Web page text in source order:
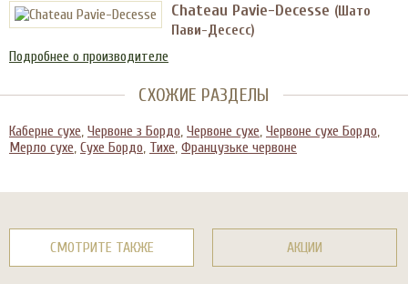
Chateau Pavie-Decesse (Шато
Пави-Десесс)
Подробнее о производителе
СХОЖИЕ РАЗДЕЛЫ
Каберне сухе, Червоне з Бордо, Червоне сухе, Червоне сухе Бордо,
Мерло сухе, Сухе Бордо, Тихе, Французьке червоне
СМОТРИТЕ ТАКЖЕ АКЦИИ